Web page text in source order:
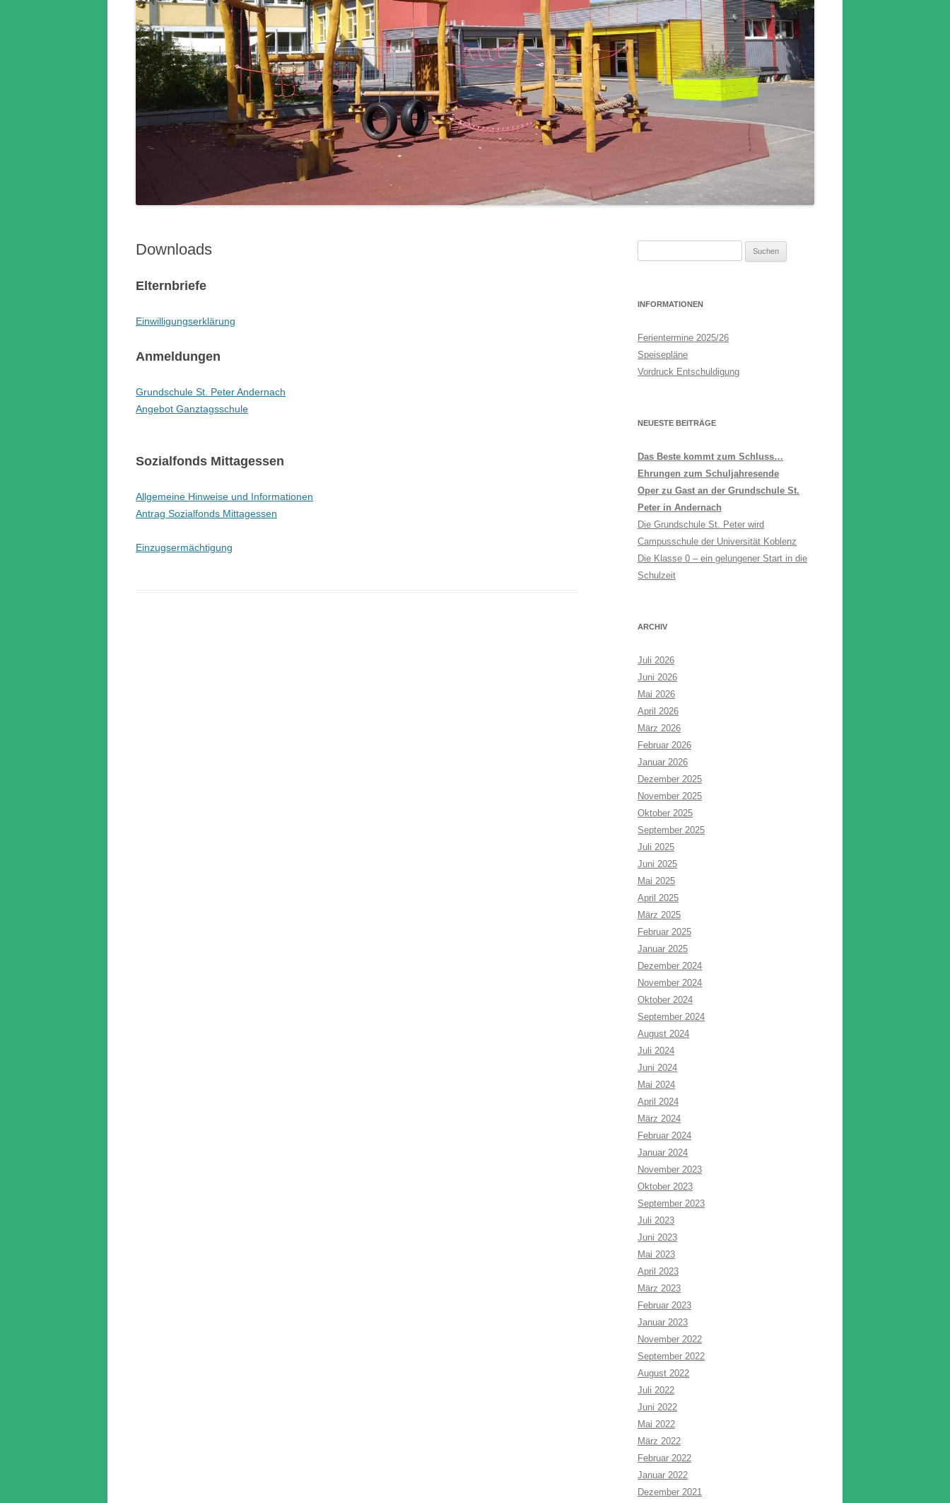
LERNPATEN
Downloads
Elternbriefe
Einwilligungserklärung
Anmeldungen
Grundschule St. Peter Andernach
Angebot Ganztagsschule
Sozialfonds Mittagessen
Allgemeine Hinweise und Informationen
Antrag Sozialfonds Mittagessen
Einzugsermächtigung
INFORMATIONEN
Ferientermine 2025/26
Speisepläne
Vordruck Entschuldigung
NEUESTE BEITRÄGE
Das Beste kommt zum Schluss…
Ehrungen zum Schuljahresende
Oper zu Gast an der Grundschule St.
Peter in Andernach
Die Grundschule St. Peter wird
Campusschule der Universität Koblenz
Die Klasse 0 – ein gelungener Start in die
Schulzeit
ARCHIV
Juli 2026
Juni 2026
Mai 2026
April 2026
März 2026
Februar 2026
Januar 2026
Dezember 2025
November 2025
Oktober 2025
September 2025
Juli 2025
Juni 2025
Mai 2025
April 2025
März 2025
Februar 2025
Januar 2025
Dezember 2024
November 2024
Oktober 2024
September 2024
August 2024
Juli 2024
Juni 2024
Mai 2024
April 2024
März 2024
Februar 2024
Januar 2024
November 2023
Oktober 2023
September 2023
Juli 2023
Juni 2023
Mai 2023
April 2023
März 2023
Februar 2023
Januar 2023
November 2022
September 2022
August 2022
Juli 2022
Juni 2022
Mai 2022
März 2022
Februar 2022
Januar 2022
Dezember 2021